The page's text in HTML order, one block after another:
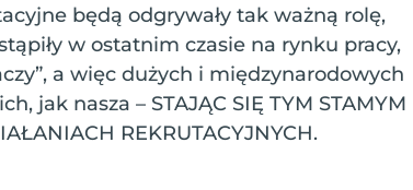
będą odgrywały tak ważną rolę,
w ostatnim czasie na rynku pracy,
a więc dużych i międzynarodowych
jak nasza – STAJĄC SIĘ TYM STAMYM
REKRUTACYJNYCH.